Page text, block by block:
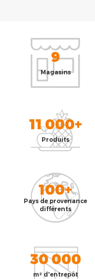
9
Magasins
11 000+
Produits
100+
Pays de provenance
différents
30 000
m² d'entrepôt